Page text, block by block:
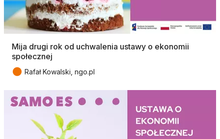
Mija drugi rok od uchwalenia ustawy o ekonomii
społecznej
● Rafał Kowalski, ngo.pl